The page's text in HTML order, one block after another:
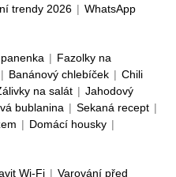
trendy 2026 | WhatsApp
| Fazolky na
| Banánový chlebíček | Chili
na salát | Jahodový
bublanina | Sekaná recept |
| Domácí housky |
Wi-Fi | Varování před